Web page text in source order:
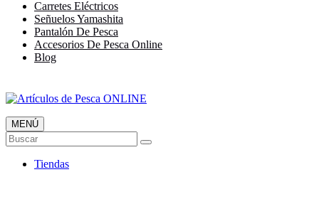
Carretes Eléctricos
Señuelos Yamashita
Pantalón De Pesca
Accesorios De Pesca Online
Blog
Artículos de Pesca ONLINE
Envió 24/7!!!
MENÚ
Buscar
Tiendas